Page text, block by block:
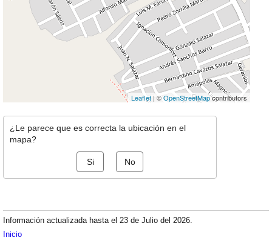
Leaflet | ©OpenStreetMapcontributors
¿Le parece que es correcta la ubicación en el
mapa?
Si No
Información actualizada hasta el 23 de Julio del 2026.
Inicio